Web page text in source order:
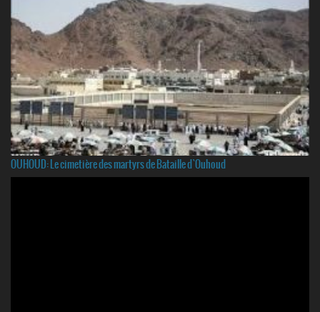
OUHOUD: Le cimetière des martyrs de Bataille d`Ouhoud